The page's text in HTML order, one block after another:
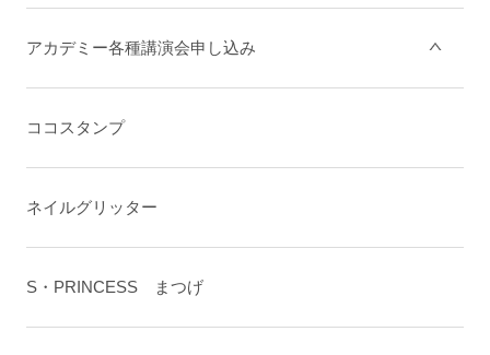
アカデミー各種講演会申し込み
ココスタンプ
ネイルグリッター
S・PRINCESS まつげ